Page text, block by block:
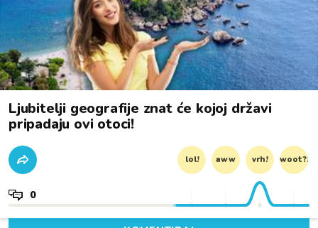
Ljubitelji geografije znat će kojoj državi
pripadaju ovi otoci!
lol! aww vrh! woot?!
0